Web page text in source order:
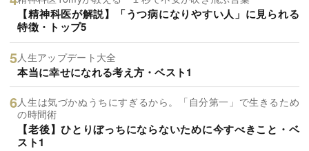
【精神科医が解説】「うつ病になりやすい人」に見られる
特徴・トップ5
人生アップデート大全
本当に幸せになれる考え方・ベスト1
人生は気づかぬうちにすぎるから。「自分第一」で生きるため
の時間術
【老後】ひとりぼっちにならないために今すべきこと・ベ
スト1